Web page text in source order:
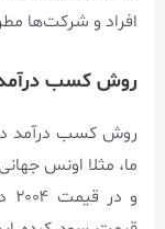
افراد و شرکت‌ها
روش کسب درآمد
روش کسب درآمد